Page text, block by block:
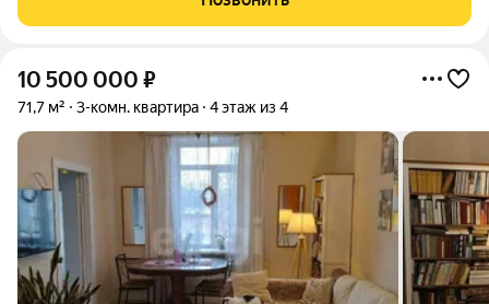
зеленый двор и на спокойную, не шумную,
10 500 000 ₽
71,7 м² 3-комн. квартира 4 этаж из 4